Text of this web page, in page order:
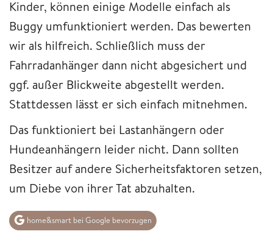
Kinder, können einige Modelle einfach als
Buggy umfunktioniert werden. Das bewerten
wir als hilfreich. Schließlich muss der
Fahrradanhänger dann nicht abgesichert und
ggf. außer Blickweite abgestellt werden.
Stattdessen lässt er sich einfach mitnehmen.
Das funktioniert bei Lastanhängern oder
Hundeanhängern leider nicht. Dann sollten
Besitzer auf andere Sicherheitsfaktoren setzen,
um Diebe von ihrer Tat abzuhalten.
home&smart bei Google bevorzugen